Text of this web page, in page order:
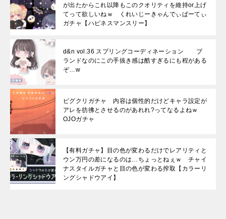
が出たからこれ以降もこのクオリティを維持or上げ
てって欲しいねｗ くれいじーきゃんでぃぱーてぃ
ガチャ【ハピネスマンスリー】
d&n vol.36 スプリングコーディネーション ブ
ランドなのにこの手抜き感は酷すぎるにも程がある
ぞ…w
ピグクリガチャ 内容は個性的だけどキャラ設定が
アレを彷彿とさせるのがあれれ?ってなるよねｗ
OJOガチャ
【有料ガチャ】目の色が変わるだけでレアリティと
ウン万円の差になるのは…ちょっとねぇｗ チャイ
ナスタイルガチャと目の色が変わる搾取【カラーリ
ングシャドウアイ】